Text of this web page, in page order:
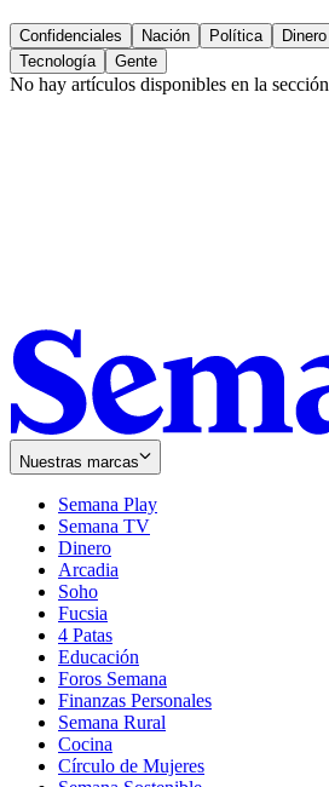
Confidenciales Nación Política Dinero
Tecnología
Gente
No hay artículos disponibles en la sección
Nuestras marcas
Semana Play
Semana TV
Dinero
Arcadia
Soho
in
new
window
Fucsia
in
new
window
4 Patas
Educación
Foros Semana
Finanzas Personales
Semana Rural
Cocina
Círculo de Mujeres